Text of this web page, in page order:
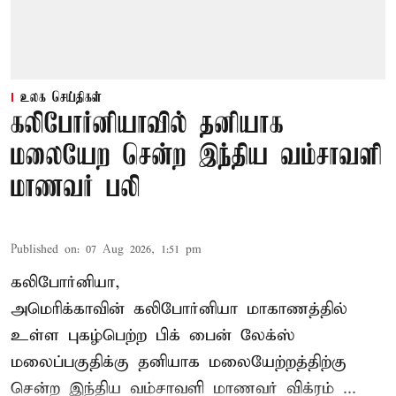
உலக செய்திகள்
கலிபோர்னியாவில் தனியாக
மலையேற சென்ற இந்திய வம்சாவளி
மாணவர் பலி
Published on: 07 Aug 2026, 1:51 pm
கலிபோர்னியா,
அமெரிக்காவின் கலிபோர்னியா மாகாணத்தில்
உள்ள புகழ்பெற்ற பிக் பைன் லேக்ஸ்
மலைப்பகுதிக்கு தனியாக மலையேற்றத்திற்கு
சென்ற இந்திய வம்சாவளி மாணவர் விக்ரம் ...